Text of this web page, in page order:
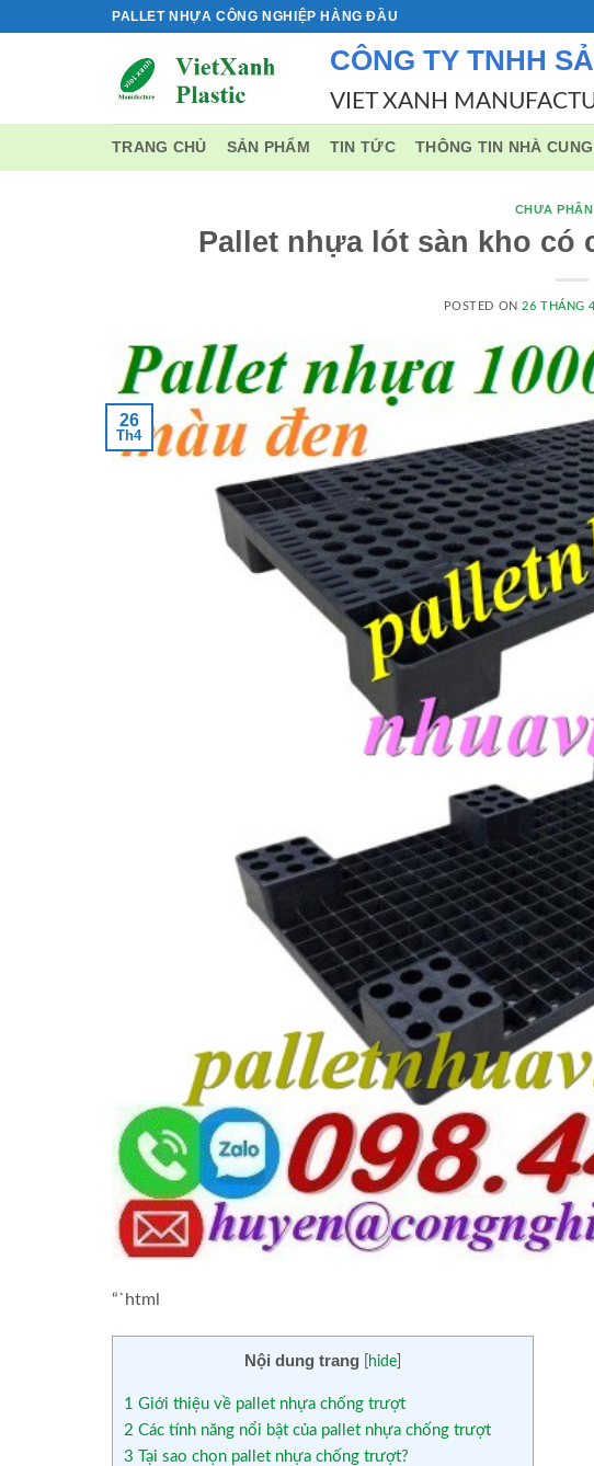
PALLET NHỰA CÔNG NGHIỆP HÀNG ĐẦU
CÔNG TY TNHH
VIET XANH
TRANG CHỦ SẢN PHẨM TIN TỨC THÔNG TIN NHÀ
CHƯA
Pallet nhựa lót sàn kho
POSTED ON26 THÁNG
26
Th4
“`html
Nội dung trang hide
1 Giới thiệu về pallet nhựa chống trượt
2 Các tính năng nổi bật của pallet nhựa chống trượt
3 Tại sao chọn pallet nhựa chống trượt?